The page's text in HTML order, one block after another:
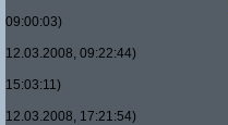
09:00:03)
12.03.2008, 09:22:44)
15:03:11)
12.03.2008, 17:21:54)